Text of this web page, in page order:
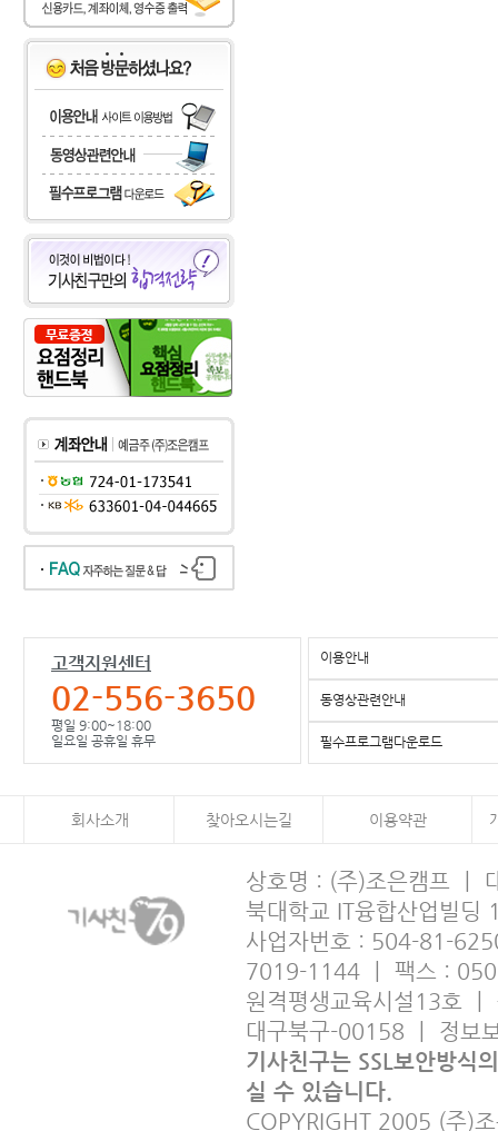
고객지원센터
02-556-3650
평일 9:00~18:00
일요일 공휴일 휴무
이용안내
동영상관련안내
필수프로그램다운로드
회사소개 찾아오시는길 이용약관
상호명 : (주)조은캠프 ㅣ
북대학교 IT융합산업빌딩
사업자번호 : 504-81-
7019-1144 ㅣ 팩스 :
원격평생교육시설13호
대구북구-00158 ㅣ 정보
기사친구는 SSL보안방식
실 수 있습니다.
COPYRIGHT 2005 (주)